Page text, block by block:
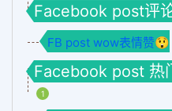
Facebook post评
FB post wow表情赞😲
Facebook post 热
1